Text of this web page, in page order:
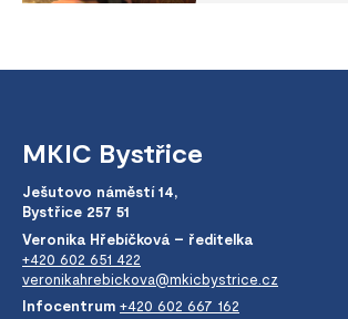
MKIC Bystřice
Ješutovo náměstí 14,
Bystřice 257 51
Veronika Hřebíčková – ředitelka
+420 602 651 422
veronikahrebickova@mkicbystrice.cz
Infocentrum +420 602 667 162